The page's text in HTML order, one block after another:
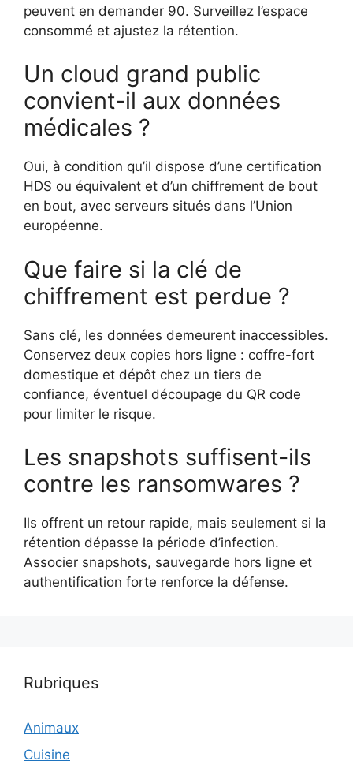
peuvent en demander 90. Surveillez l’espace
consommé et ajustez la rétention.
Un cloud grand public
convient-il aux données
médicales ?
Oui, à condition qu’il dispose d’une certification
HDS ou équivalent et d’un chiffrement de bout
en bout, avec serveurs situés dans l’Union
européenne.
Que faire si la clé de
chiffrement est perdue ?
Sans clé, les données demeurent inaccessibles.
Conservez deux copies hors ligne : coffre-fort
domestique et dépôt chez un tiers de
confiance, éventuel découpage du QR code
pour limiter le risque.
Les snapshots suffisent-ils
contre les ransomwares ?
Ils offrent un retour rapide, mais seulement si la
rétention dépasse la période d’infection.
Associer snapshots, sauvegarde hors ligne et
authentification forte renforce la défense.
Rubriques
Animaux
Cuisine